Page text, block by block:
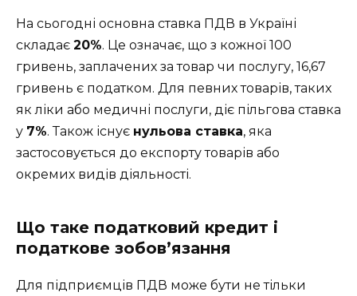
На сьогодні основна ставка ПДВ в Україні
складає 20%. Це означає, що з кожної 100
гривень, заплачених за товар чи послугу, 16,67
гривень є податком. Для певних товарів, таких
як ліки або медичні послуги, діє пільгова ставка
у 7%. Також існує нульова ставка, яка
застосовується до експорту товарів або
окремих видів діяльності.
Що таке податковий кредит і
податкове зобов’язання
Для підприємців ПДВ може бути не тільки